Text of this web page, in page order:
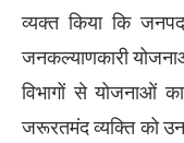
व्यक्त किया कि
जनकल्याणकारी
विभागों से योजनाओं
जरूरतमंद व्यक्ति को